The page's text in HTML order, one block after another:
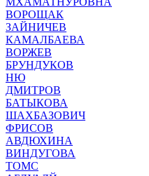
ВОРОЩАК
ЗАЙНИЧЕВ
КАМАЛБАЕВА
ВОРЖЕВ
БРУНДУКОВ
НЮ
ДМИТРОВ
БАТЫКОВА
ШАХБАЗОВИЧ
ФРИСОВ
АВДЮХИНА
ВИНДУГОВА
ТОМС